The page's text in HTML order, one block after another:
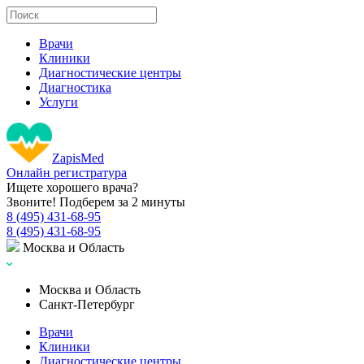
Врачи
Клиники
Диагностические центры
Диагностика
Услуги
ZapisMed
Онлайн регистратура
Ищете хорошего врача?
Звоните! Подберем за 2 минуты
8 (495) 431-68-95
8 (495) 431-68-95
Москва и Область
Москва и Область
Санкт-Петербург
Врачи
Клиники
Диагностические центры